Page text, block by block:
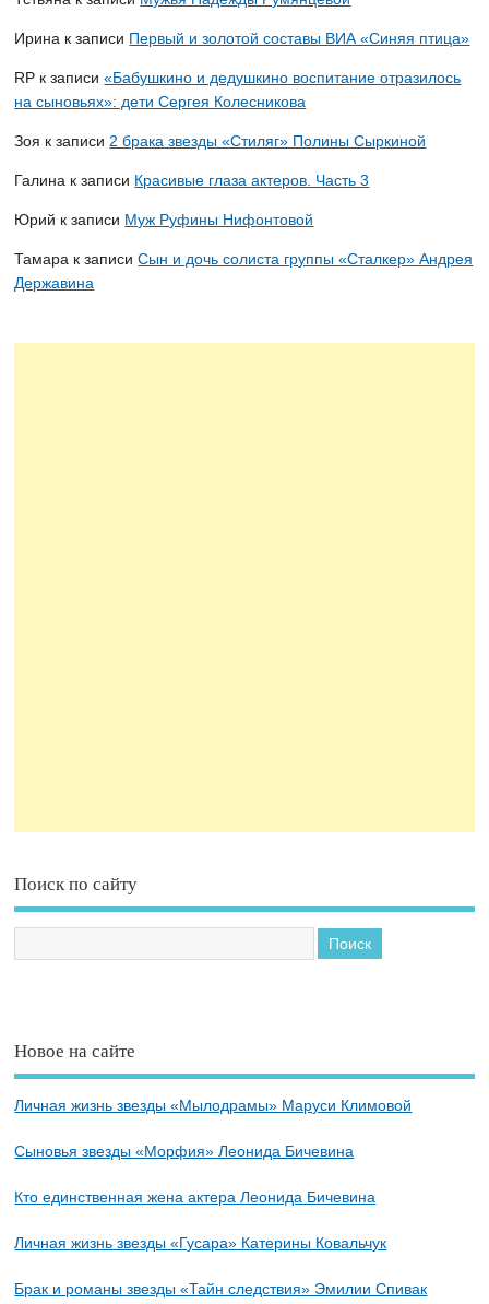
Ирина к записи Первый и золотой составы ВИА «Синяя птица»
RP к записи«Бабушкино и дедушкино воспитание отразилось
на сыновьях»: дети Сергея Колесникова
Зоя к записи 2 брака звезды «Стиляг» Полины Сыркиной
Галина к записи Красивые глаза актеров. Часть 3
Юрий к записи Муж Руфины Нифонтовой
Тамара к записиСын и дочь солиста группы «Сталкер» Андрея
Державина
Поиск по сайту
Новое на сайте
Личная жизнь звезды «Мылодрамы» Маруси Климовой
Сыновья звезды «Морфия» Леонида Бичевина
Кто единственная жена актера Леонида Бичевина
Личная жизнь звезды «Гусара» Катерины Ковальчук
Брак и романы звезды «Тайн следствия» Эмилии Спивак